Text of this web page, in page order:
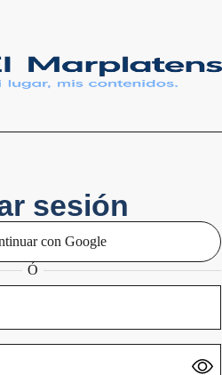
sesión
con Google
Ó